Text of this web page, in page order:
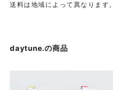
送料は地域によって異なります。
daytune.の商品